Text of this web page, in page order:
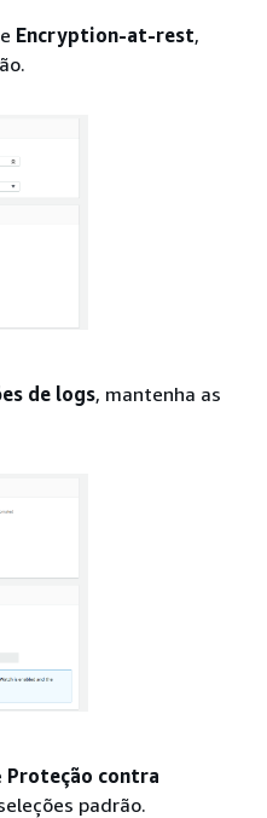
e Encryption-at-rest,
de logs, mantenha as
Proteção contra
padrão.